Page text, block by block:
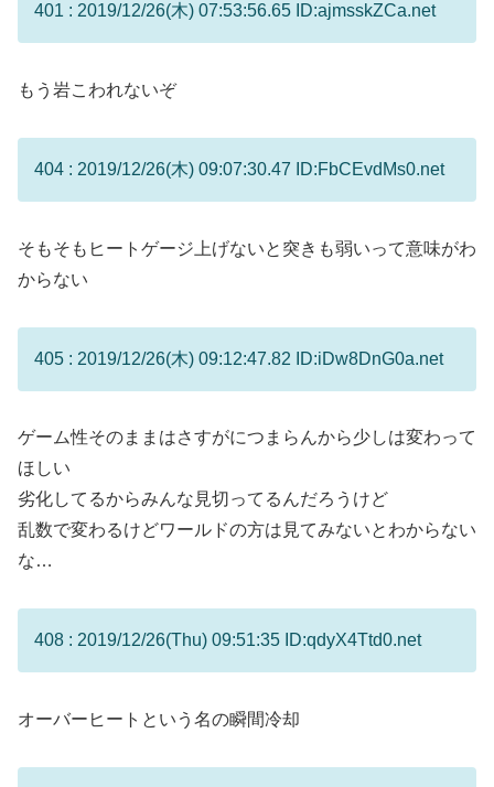
401 : 2019/12/26(木) 07:53:56.65 ID:ajmsskZCa.net
もう岩こわれないぞ
404 : 2019/12/26(木) 09:07:30.47 ID:FbCEvdMs0.net
そもそもヒートゲージ上げないと突きも弱いって意味がわ
からない
405 : 2019/12/26(木) 09:12:47.82 ID:iDw8DnG0a.net
ゲーム性そのままはさすがにつまらんから少しは変わって
ほしい
劣化してるからみんな見切ってるんだろうけど
乱数で変わるけどワールドの方は見てみないとわからない
な…
408 : 2019/12/26(Thu) 09:51:35 ID:qdyX4Ttd0.net
オーバーヒートという名の瞬間冷却